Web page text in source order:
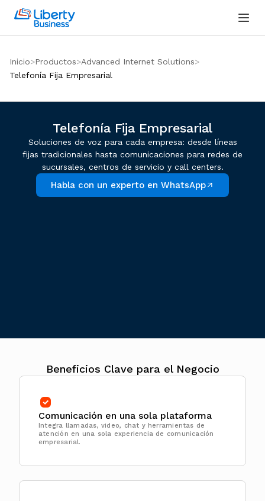
Inicio Productos
Advanced Internet Solutions
Telefonía Fija Empresarial
Telefonía Fija Empresarial
Soluciones de voz para cada empresa: desde líneas
fijas tradicionales hasta comunicaciones para redes de
sucursales, centros de servicio y call centers.
Habla con un experto en WhatsApp
Beneficios Clave para el Negocio
Comunicación en una sola plataforma
Integra llamadas, video, chat y herramientas de
atención en una sola experiencia de comunicación
empresarial.